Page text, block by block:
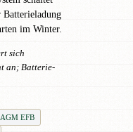
Batterieladung
im Winter.
sich
an; Batterie-
EFB